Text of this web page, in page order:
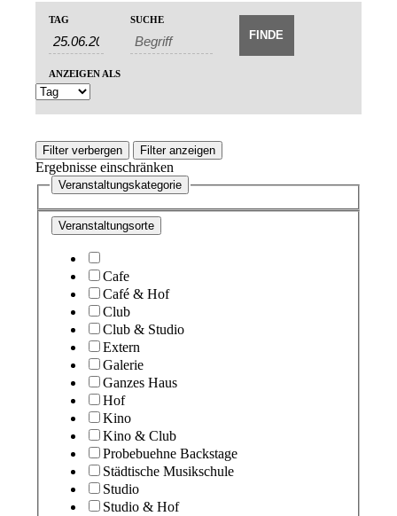
Veranstaltungen
Suche
und
Ansichten,
Navigation
TAG SUCHE
Veranstaltung
Ansichten-
ANZEIGEN ALS
Filter verbergen Filter anzeigen
Ergebnisse einschränken
Veranstaltungskategorie
Veranstaltungsorte
Cafe
Café & Hof
Club
Club & Studio
Extern
Galerie
Ganzes Haus
Hof
Kino
Kino & Club
Probebuehne Backstage
Städtische Musikschule
Studio
Studio & Hof